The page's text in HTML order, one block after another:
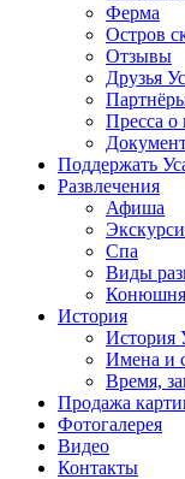
Ферма
Остров
Отзывы
Друзья
Пресса о
Поддержать
Развлечения
Афиша
Спа
Виды
История
История
Имена и
Время,
Продажа
Фотогалерея
Видео
Контакты